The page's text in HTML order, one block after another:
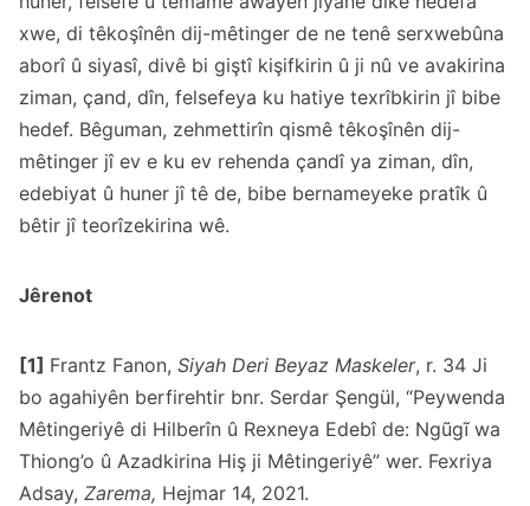
xwe, di têkoşînên dij-mêtinger de ne tenê serxwebûna
aborî û siyasî, divê bi giştî kişifkirin û ji nû ve avakirina
ziman, çand, dîn, felsefeya ku hatiye texrîbkirin jî bibe
hedef. Bêguman, zehmettirîn qismê têkoşînên dij-
mêtinger jî ev e ku ev rehenda çandî ya ziman, dîn,
edebiyat û huner jî tê de, bibe bernameyeke pratîk û
bêtir jî teorîzekirina wê.
Jêrenot
[1] Frantz Fanon, Siyah Deri Beyaz Maskeler, r. 34 Ji
bo agahiyên berfirehtir bnr. Serdar Şengül, “Peywenda
Mêtingeriyê di Hilberîn û Rexneya Edebî de: Ngũgĩ wa
Thiong’o û Azadkirina Hiş ji Mêtingeriyê” wer. Fexriya
Adsay, Zarema, Hejmar 14, 2021.